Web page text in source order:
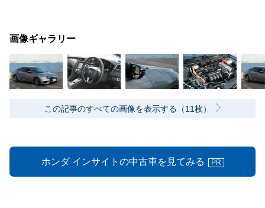
画像ギャラリー
この記事のすべての画像を表示する（11枚）
ホンダ インサイトの中古車を見てみる PR